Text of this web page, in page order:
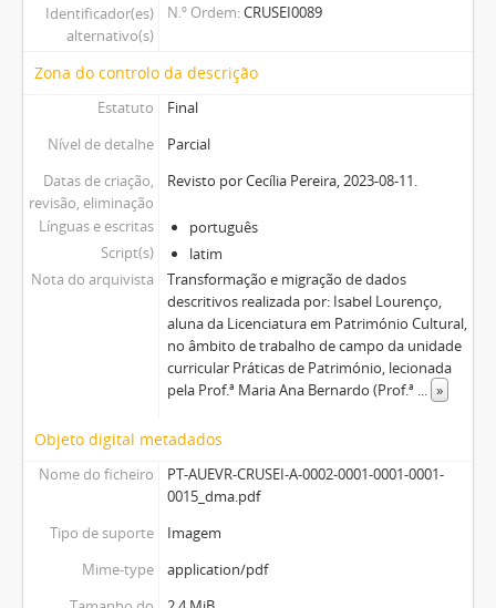
Identificador(es)
alternativo(s)
N.º Ordem CRUSEI0089
Zona do controlo da descrição
Estatuto
Final
Nível de detalhe
Parcial
Datas de criação,
revisão, eliminação
Revisto por Cecília Pereira, 2023-08-11.
Línguas e escritas
português
Script(s)
latim
Nota do arquivista
Transformação e migração de dados
descritivos realizada por: Isabel Lourenço,
aluna da Licenciatura em Património Cultural,
no âmbito de trabalho de campo da unidade
curricular Práticas de Património, lecionada
pela Prof.ª Maria Ana Bernardo (Prof.ª ... »
Objeto digital metadados
Nome do ficheiro
PT-AUEVR-CRUSEI-A-0002-0001-0001-0001-
0015_dma.pdf
Tipo de suporte
Imagem
Mime-type
application/pdf